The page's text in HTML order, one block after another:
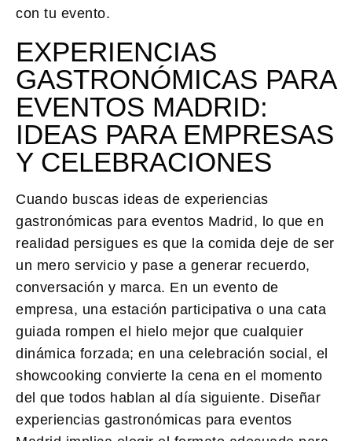
con tu evento.
EXPERIENCIAS
GASTRONÓMICAS PARA
EVENTOS MADRID:
IDEAS PARA EMPRESAS
Y CELEBRACIONES
Cuando buscas ideas de experiencias
gastronómicas para eventos Madrid, lo que en
realidad persigues es que la comida deje de ser
un mero servicio y pase a generar recuerdo,
conversación y marca. En un evento de
empresa, una estación participativa o una cata
guiada rompen el hielo mejor que cualquier
dinámica forzada; en una celebración social, el
showcooking convierte la cena en el momento
del que todos hablan al día siguiente. Diseñar
experiencias gastronómicas para eventos